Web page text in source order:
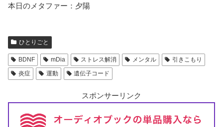
本日のメタファー：夕陽
ひとりごと
BDNF mDia ストレス解消 メンタル
引きこもり
炎症
運動 遺伝子コード
スポンサーリンク